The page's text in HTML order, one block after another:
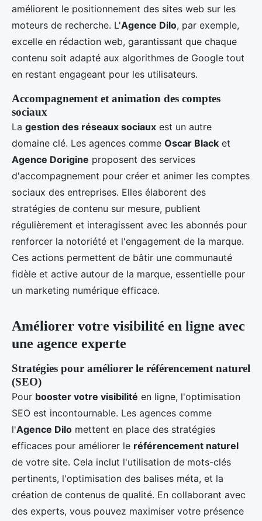
améliorent le positionnement des sites web sur les
moteurs de recherche. L'Agence Dilo, par exemple,
excelle en rédaction web, garantissant que chaque
contenu soit adapté aux algorithmes de Google tout
en restant engageant pour les utilisateurs.
Accompagnement et animation des comptes
sociaux
La gestion des réseaux sociaux est un autre
domaine clé. Les agences comme Oscar Black et
Agence Dorigine proposent des services
d'accompagnement pour créer et animer les comptes
sociaux des entreprises. Elles élaborent des
stratégies de contenu sur mesure, publient
régulièrement et interagissent avec les abonnés pour
renforcer la notoriété et l'engagement de la marque.
Ces actions permettent de bâtir une communauté
fidèle et active autour de la marque, essentielle pour
un marketing numérique efficace.
Améliorer votre visibilité en ligne avec
une agence experte
Stratégies pour améliorer le référencement naturel
(SEO)
Pour booster votre visibilité en ligne, l'optimisation
SEO est incontournable. Les agences comme
l'Agence Dilo mettent en place des stratégies
efficaces pour améliorer le référencement naturel
de votre site. Cela inclut l'utilisation de mots-clés
pertinents, l'optimisation des balises méta, et la
création de contenus de qualité. En collaborant avec
des experts, vous pouvez maximiser votre présence